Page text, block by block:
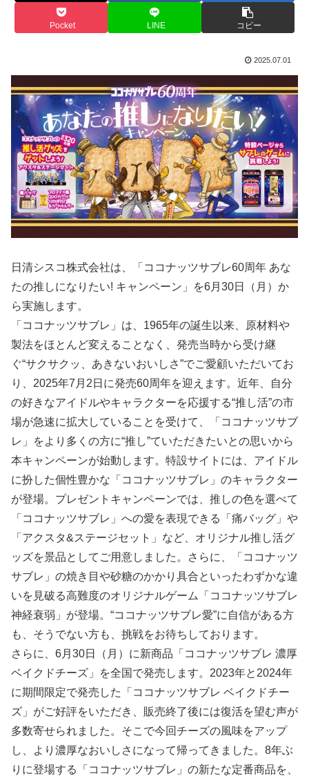
Pocket LINE コピー
2025.07.01
日清シスコ株式会社は、「ココナッツサブレ60周年 あな
たの推しになりたい! キャンペーン」を6月30日（月）か
ら実施します。
「ココナッツサブレ」は、1965年の誕生以来、原材料や
製法をほとんど変えることなく、発売当時から受け継
ぐ“サクサクッ、あきないおいしさ”でご愛顧いただいてお
り、2025年7月2日に発売60周年を迎えます。近年、自分
の好きなアイドルやキャラクターを応援する“推し活”の市
場が急速に拡大していることを受けて、「ココナッツサブ
レ」をより多くの方に“推し”ていただきたいとの思いから
本キャンペーンが始動します。特設サイトには、アイドル
に扮した個性豊かな「ココナッツサブレ」のキャラクター
が登場。プレゼントキャンペーンでは、推しの色を選べて
「ココナッツサブレ」への愛を表現できる「痛バッグ」や
「アクスタ&ステージセット」など、オリジナル推し活グ
ッズを景品としてご用意しました。さらに、「ココナッツ
サブレ」の焼き目や砂糖のかかり具合といったわずかな違
いを見破る高難度のオリジナルゲーム「ココナッツサブレ
神経衰弱」が登場。“ココナッツサブレ愛”に自信がある方
も、そうでない方も、挑戦をお待ちしております。
さらに、6月30日（月）に新商品「ココナッツサブレ 濃厚
ベイクドチーズ」を全国で発売します。2023年と2024年
に期間限定で発売した「ココナッツサブレ ベイクドチー
ズ」がご好評をいただき、販売終了後には復活を望む声が
多数寄せられました。そこで今回チーズの風味をアップ
し、より濃厚なおいしさになって帰ってきました。8年ぶ
りに登場する「ココナッツサブレ」の新たな定番商品を、